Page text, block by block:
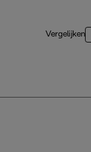
Vergelijken